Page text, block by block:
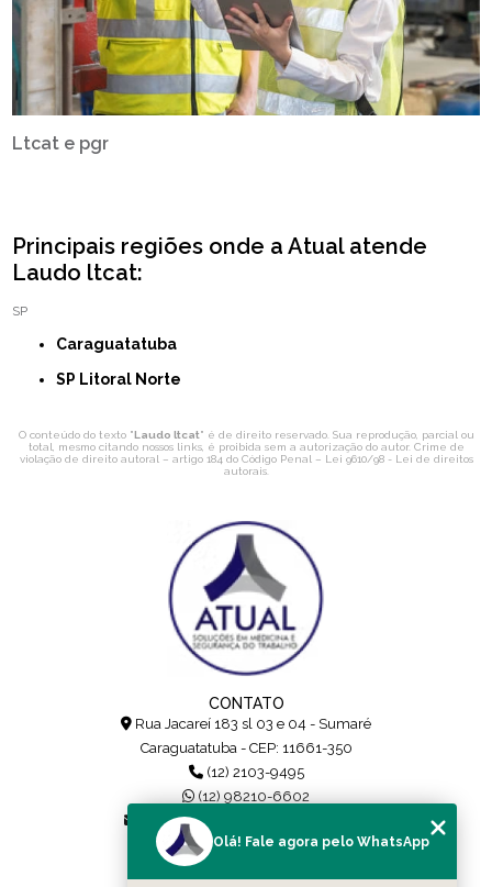
Ltcat e pgr
Principais regiões onde a Atual atende
Laudo ltcat:
SP
Caraguatatuba
SP Litoral Norte
O conteúdo do texto "Laudo ltcat" é de direito reservado. Sua reprodução, parcial ou
total, mesmo citando nossos links, é proibida sem a autorização do autor. Crime de
violação de direito autoral – artigo 184 do Código Penal – Lei 9610/98 - Lei de direitos
autorais.
CONTATO
Rua Jacareí 183 sl 03 e 04 - Sumaré
Caraguatatuba - CEP: 11661-350
(12) 2103-9495
(12) 98210-6602
atualsolucoes.contato@gmail.com
SIGA-NOS!
Olá! Fale agora pelo WhatsApp